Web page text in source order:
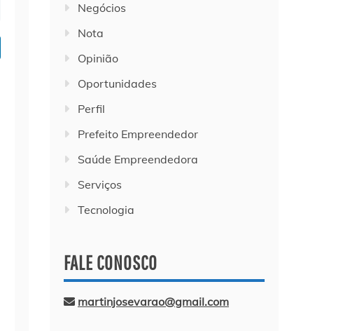
Negócios
Nota
Opinião
Oportunidades
Perfil
Prefeito Empreendedor
Saúde Empreendedora
Serviços
Tecnologia
FALE CONOSCO
martinjosevarao@gmail.com